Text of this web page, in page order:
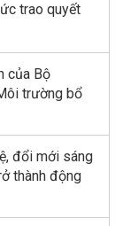
trao quyết
của Bộ
trường bổ
đổi mới sáng
thành động